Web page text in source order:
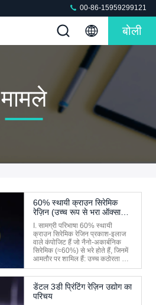
00-86-15959299121
बोली
मामले
60% स्थायी क्राउन सिरेमिक
रेज़िन (उच्च रूप से भरा ऑक्साइड
सिरेमिक कंपोजिट रेज़िन) परिचय
I. सामग्री परिभाषा 60% स्थायी
क्राउन सिरेमिक रेजिन प्रकाश-इलाज
वाले कंपोजिट हैं जो नैनो-अकार्बनिक
सिरेमिक (≈60%) से भरे होते हैं, जिनमें
आमतौर पर शामिल हैं: उच्च कठोरता वाले
सिरेमिक माइक्रोपाउडर (जैसे
ज़िरकोनिया/सिलिका/नैनो-सिरेमिक), एक
टिकाऊ प्रकाश-इलाज वाला राल
मैट्रिक्स, और एक उच्च अपवर्तक
सूचकां...
डेंटल 3डी प्रिंटिंग रेज़िन उद्योग का
परिचय